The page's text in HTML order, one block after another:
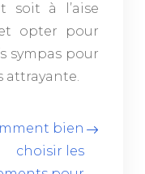
soit à l’aise
opter pour
sympas pour
attrayante.
bien
choisir les